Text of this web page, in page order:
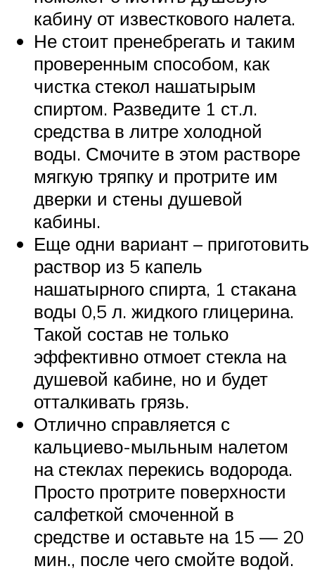
кабину от известкового налета.
Не стоит пренебрегать и таким
проверенным способом, как
чистка стекол нашатырым
спиртом. Разведите 1 ст.л.
средства в литре холодной
воды. Смочите в этом растворе
мягкую тряпку и протрите им
дверки и стены душевой
кабины.
Еще одни вариант – приготовить
раствор из 5 капель
нашатырного спирта, 1 стакана
воды 0,5 л. жидкого глицерина.
Такой состав не только
эффективно отмоет стекла на
душевой кабине, но и будет
отталкивать грязь.
Отлично справляется с
кальциево-мыльным налетом
на стеклах перекись водорода.
Просто протрите поверхности
салфеткой смоченной в
средстве и оставьте на 15 — 20
мин., после чего смойте водой.